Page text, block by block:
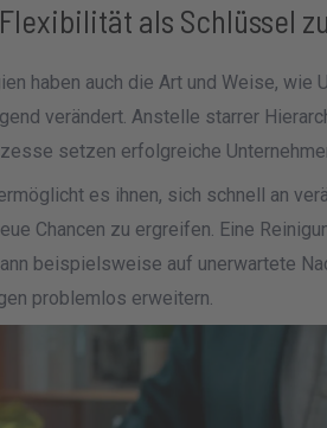
als Schlüssel
haben auch die Art und Weise, wie
verändert. Anstelle starrer
setzen erfolgreiche
es ihnen, sich schnell an
Chancen zu ergreifen. Eine
beispielsweise auf unerwartete
problemlos erweitern.